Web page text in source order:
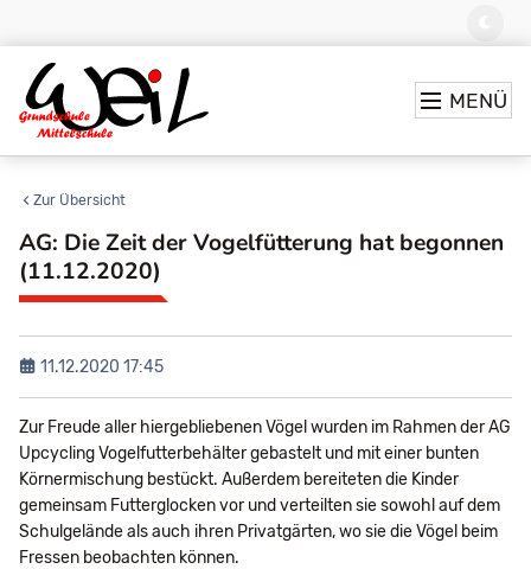
MENÜ
AG: Die Zeit der Vogelfütterung hat begonnen
(11.12.2020)
11.12.2020 17:45
Zur Freude aller hiergebliebenen Vögel wurden im Rahmen der AG
Upcycling Vogelfutterbehälter gebastelt und mit einer bunten
Körnermischung bestückt. Außerdem bereiteten die Kinder
gemeinsam Futterglocken vor und verteilten sie sowohl auf dem
Schulgelände als auch ihren Privatgärten, wo sie die Vögel beim
Fressen beobachten können.
Zur Übersicht